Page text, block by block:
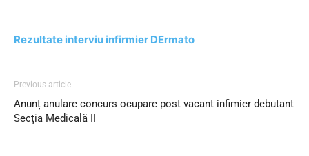
Rezultate interviu infirmier DErmato
Previous article
Anunț anulare concurs ocupare post vacant infimier debutant
Secția Medicală II